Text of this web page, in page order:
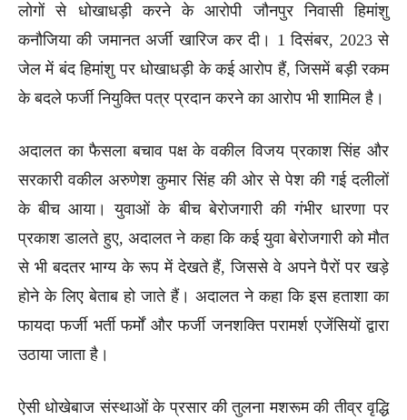
लोगों से धोखाधड़ी करने के आरोपी जौनपुर निवासी हिमांशु
कनौजिया की जमानत अर्जी खारिज कर दी। 1 दिसंबर, 2023 से
जेल में बंद हिमांशु पर धोखाधड़ी के कई आरोप हैं, जिसमें बड़ी रकम
के बदले फर्जी नियुक्ति पत्र प्रदान करने का आरोप भी शामिल है।
अदालत का फैसला बचाव पक्ष के वकील विजय प्रकाश सिंह और
सरकारी वकील अरुणेश कुमार सिंह की ओर से पेश की गई दलीलों
के बीच आया। युवाओं के बीच बेरोजगारी की गंभीर धारणा पर
प्रकाश डालते हुए, अदालत ने कहा कि कई युवा बेरोजगारी को मौत
से भी बदतर भाग्य के रूप में देखते हैं, जिससे वे अपने पैरों पर खड़े
होने के लिए बेताब हो जाते हैं। अदालत ने कहा कि इस हताशा का
फायदा फर्जी भर्ती फर्मों और फर्जी जनशक्ति परामर्श एजेंसियों द्वारा
उठाया जाता है।
ऐसी धोखेबाज संस्थाओं के प्रसार की तुलना मशरूम की तीव्र वृद्धि